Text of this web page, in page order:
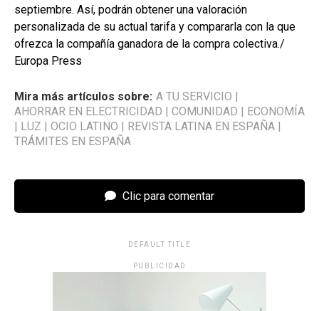
septiembre. Así, podrán obtener una valoración
personalizada de su actual tarifa y compararla con la que
ofrezca la compañía ganadora de la compra colectiva./
Europa Press
Mira más artículos sobre: A TU SERVICIO |
AHORRAR EN ELECTRICIDAD | COMUNIDAD | ECONOMÍA
| LUZ | OCIO LATINO | REVISTA LATINA EN ESPAÑA |
TRÁMITES EN ESPAÑA
Clic para comentar
DEFAULT TITLE
PUBLICIDAD